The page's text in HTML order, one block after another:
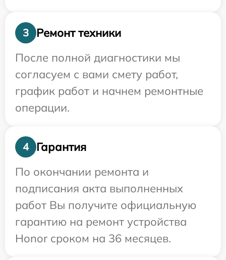
3
Ремонт техники
После полной диагностики мы
согласуем с вами смету работ,
график работ и начнем ремонтные
операции.
4
Гарантия
По окончании ремонта и
подписания акта выполненных
работ Вы получите официальную
гарантию на ремонт устройства
Honor сроком на 36 месяцев.